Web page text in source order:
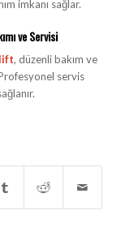
imkanı sağlar.
ve Servisi
, düzenli bakım ve
servis